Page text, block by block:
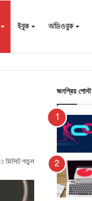
ইবুক অডিওবুক
3 মিনিট পড়ুন
জনপ্রিয় পোস্ট